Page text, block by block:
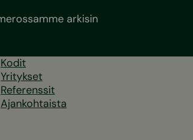
arkisin
Kodit
Yritykset
Referenssit
Ajankohtaista